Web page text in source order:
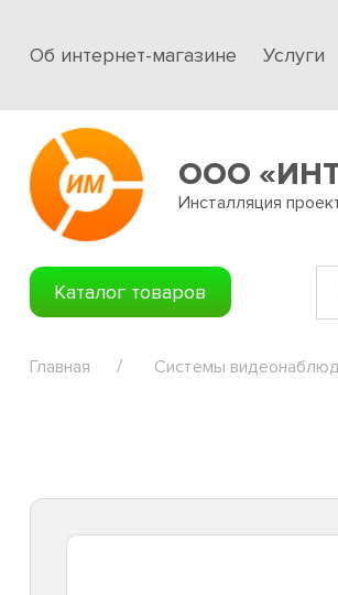
Об интернет-магазине Услуги
ООО
Инсталляция
Каталог товаров
Главная Системы